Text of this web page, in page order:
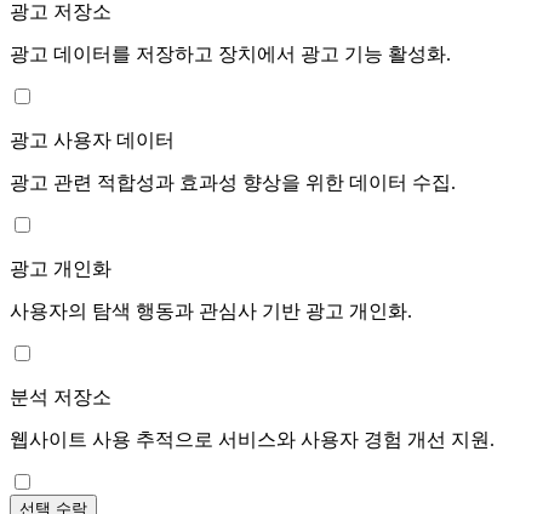
광고 저장소
광고 데이터를 저장하고 장치에서 광고 기능 활성화.
광고 사용자 데이터
광고 관련 적합성과 효과성 향상을 위한 데이터 수집.
광고 개인화
사용자의 탐색 행동과 관심사 기반 광고 개인화.
분석 저장소
웹사이트 사용 추적으로 서비스와 사용자 경험 개선 지원.
선택 수락